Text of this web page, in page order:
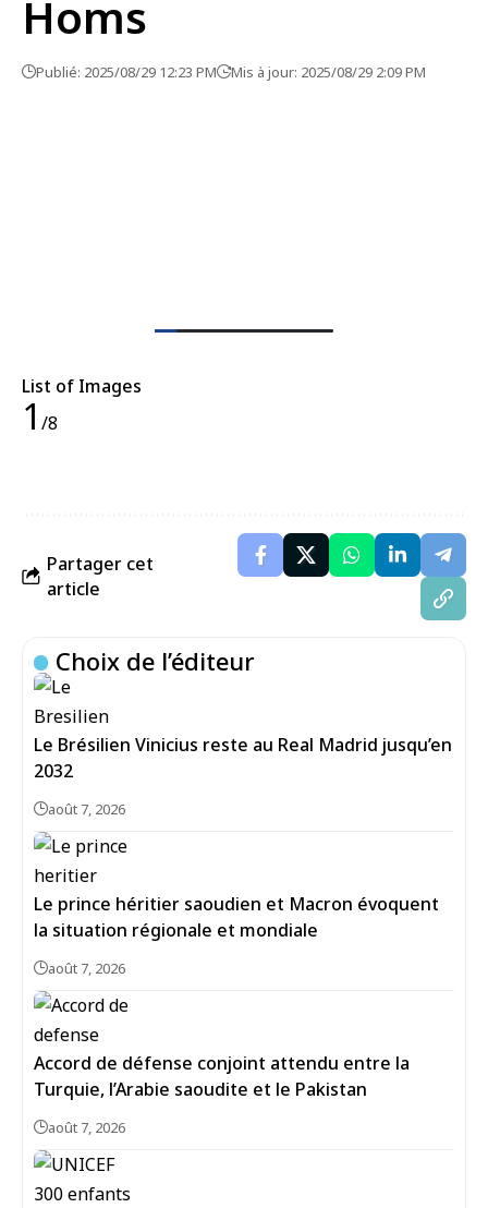
Homs
Publié: 2025/08/29 12:23 PM Mis à jour: 2025/08/29 2:09 PM
List of Images
1 /8
Partager cet
article
Choix de l’éditeur
Le Brésilien Vinicius reste au Real Madrid jusqu’en
2032
août 7, 2026
Le prince héritier saoudien et Macron évoquent
la situation régionale et mondiale
août 7, 2026
Accord de défense conjoint attendu entre la
Turquie, l’Arabie saoudite et le Pakistan
août 7, 2026